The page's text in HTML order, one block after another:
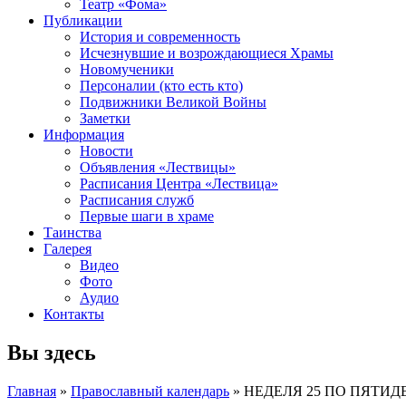
Театр «Фома»
Публикации
История и современность
Исчезнувшие и возрождающиеся Храмы
Новомученики
Персоналии (кто есть кто)
Подвижники Великой Войны
Заметки
Информация
Новости
Объявления «Лествицы»
Расписания Центра «Лествица»
Расписания служб
Первые шаги в храме
Таинства
Галерея
Видео
Фото
Аудио
Контакты
Вы здесь
Главная » Православный календарь » НЕДЕЛЯ 25 ПО